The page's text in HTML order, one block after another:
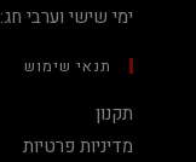
ימי שישי וערבי חג: 10:00-13:00
תנאי שימוש
תקנון
מדיניות פרטיות